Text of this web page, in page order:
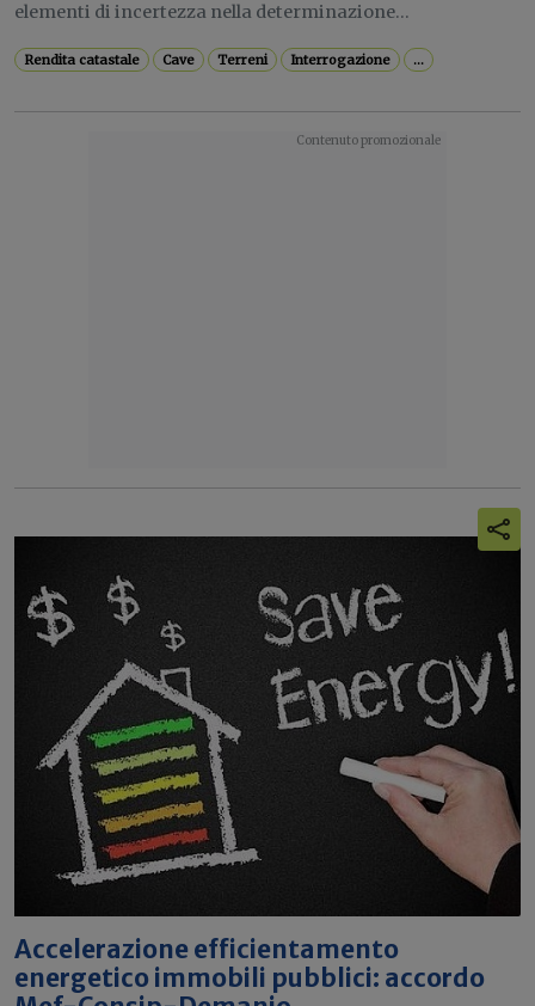
elementi di incertezza nella determinazione...
Rendita catastale Cave Terreni Interrogazione ...
Accelerazione efficientamento
energetico immobili pubblici: accordo